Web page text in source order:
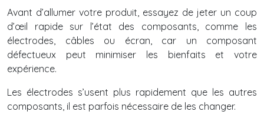
Avant d’allumer votre produit, essayez de jeter un coup
d’œil rapide sur l’état des composants, comme les
électrodes, câbles ou écran, car un composant
défectueux peut minimiser les bienfaits et votre
expérience.
Les électrodes s’usent plus rapidement que les autres
composants, il est parfois nécessaire de les changer.